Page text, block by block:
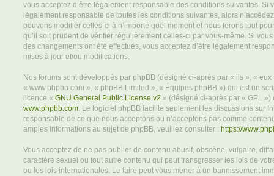
vous acceptez d’être légalement responsable des conditions suivantes. Si
légalement responsable de toutes les conditions suivantes, alors
pouvons modifier celles-ci à n’importe quel moment et nous ferons tout
qu’il soit prudent de vérifier régulièrement celles-ci par vous-même. Si
des changements ont été effectués, vous acceptez d’être légalement
mises à jour et/ou modifications.
Nos forums sont développés par phpBB (désigné ci-après par « ils », «
« www.phpbb.com », « phpBB Limited », « Équipes phpBB ») qui est un
licence « GNU General Public License v2 » (désigné ci-après par « GPL
www.phpbb.com. Le logiciel phpBB facilite seulement les discussions sur
responsable de ce que nous acceptons ou n’acceptons pas comme
amples informations au sujet de phpBB, veuillez consulter : https://
Vous acceptez de ne pas publier de contenu abusif, obscène, vulgaire,
caractère sexuel ou tout autre contenu qui peut transgresser les lois de
ou les lois internationales. Le faire peut vous mener à un bannissement